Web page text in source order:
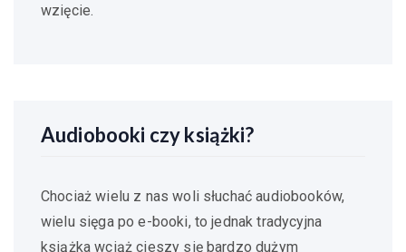
wzięcie.
Audiobooki czy książki?
Chociaż wielu z nas woli słuchać audiobooków,
wielu sięga po e-booki, to jednak tradycyjna
książka wciąż cieszy się bardzo dużym